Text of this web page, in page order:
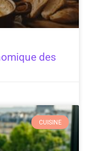
des
CUISINE